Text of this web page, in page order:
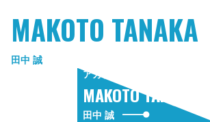
MAKOTO TANAKA
田中 誠
アカデミーアドバイザー
MAKOTO TANAKA
田中 誠